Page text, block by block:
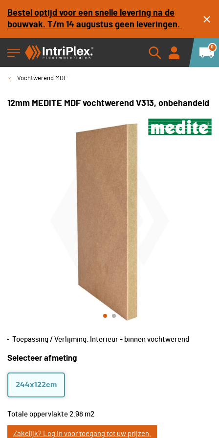
Bestel optijd voor een snelle levering na de
bouwvak. T/m 14 augustus geen leveringen.
0
Vochtwerend MDF
12mm MEDITE MDF vochtwerend V313, onbehandeld
Selecteer afmeting
244x122cm
Totale oppervlakte 2.98 m2
Zakelijk? Log in voor toegang tot uw prijzen.
Toepassing / Verlijming: Interieur - binnen vochtwerend